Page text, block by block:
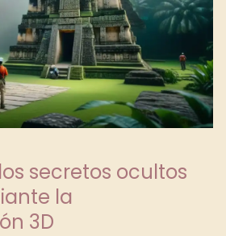
secretos ocultos
la
3D